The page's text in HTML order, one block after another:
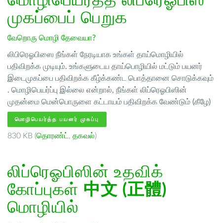
முகப்பைப் பெறுக
வேறொரு மொழி தேவையா?
லிபிரெஓபிஸை நீங்கள் நேரடியாக உங்கள் தாய்மொழியில்
பதிவிறக்க முடியும். உங்களுடைய தாய்பொழியில் மட்டும் பயனர்
இடைமுகப்பை பதிவிறக்க கீழ்க்கண்ட பொத்தானை சொடுக்கவும்
. மொழிபெயர்ப்பு இல்லை என்றால், நீங்கள் லிப்ரெஓபிஸின்
முதன்மை மென்பொருளை கட்டாயம் பதிவிறக்க வேண்டும் (கீழே)
மொழிபெயர்த்த பயனர் முகப்பு
830 KB (தொரண்ட் , தகவல்)
லிப்ரெஓபிஸின் உதவிக்
கோப்புகள் 中文 (正體)
மொழியில்